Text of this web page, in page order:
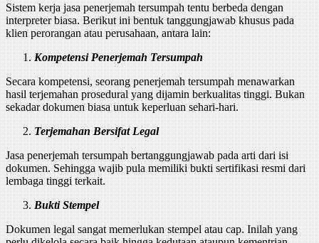
Sistem kerja jasa penerjemah tersumpah tentu berbeda dengan
interpreter biasa. Berikut ini bentuk tanggungjawab khusus pada
klien perorangan atau perusahaan, antara lain:
KompetensiPenerjemah Tersumpah
Secara kompetensi, seorang penerjemah tersumpah menawarkan
hasil terjemahan prosedural yang dijamin berkualitas tinggi. Bukan
sekadar dokumen biasa untuk keperluan sehari-hari.
Terjemahan Bersifat Legal
Jasa penerjemah tersumpah bertanggungjawab pada arti dari isi
dokumen. Sehingga wajib pula memiliki bukti sertifikasi resmi dari
lembaga tinggi terkait.
Bukti Stempel
Dokumen legal sangat memerlukan stempel atau cap. Inilah yang